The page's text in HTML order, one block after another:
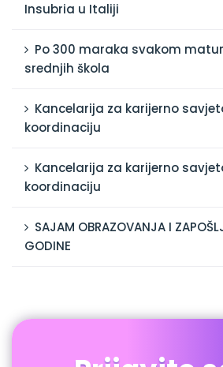
Insubria u Italiji
Po 300 maraka svakom
srednjih škola
Kancelarija za karijerno
koordinaciju
Kancelarija za karijerno
koordinaciju
SAJAM OBRAZOVANJA I
GODINE